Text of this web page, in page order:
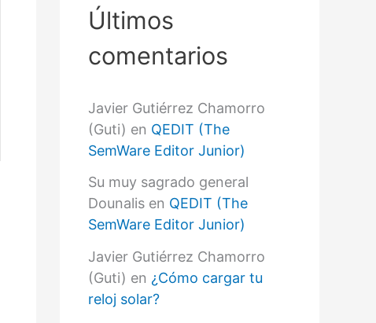
Últimos
comentarios
Javier Gutiérrez Chamorro
(Guti) en QEDIT (The
SemWare Editor Junior)
Su muy sagrado general
Dounalis en QEDIT (The
SemWare Editor Junior)
Javier Gutiérrez Chamorro
(Guti) en ¿Cómo cargar tu
reloj solar?